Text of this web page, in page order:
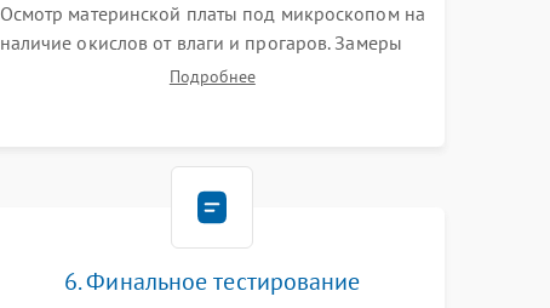
Осмотр материнской платы под микроскопом на
наличие окислов от влаги и прогаров. Замеры
сопротивлений и дежурных напряжений.
Подробнее
6. Финальное тестирование